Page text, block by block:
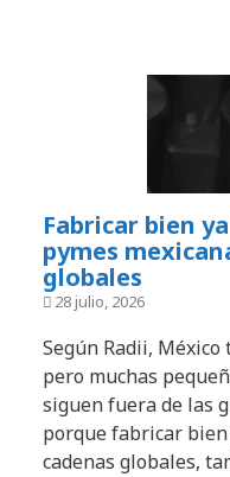
Fabricar bien
pymes
globales
28 julio, 2026
Según Radii,
pero muchas
siguen fuera de las
porque fabricar
cadenas globales,